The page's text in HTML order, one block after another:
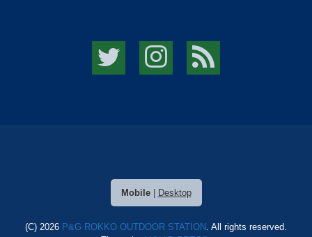
Mobile| Desktop
(C) 2026 P&G ROKKO OUTDOOR STATION . All rights reserved.